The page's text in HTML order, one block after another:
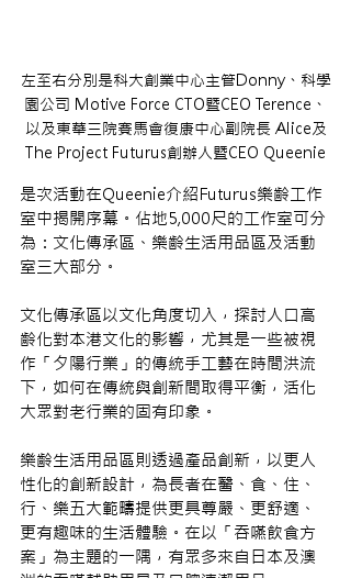
左至右分別是科大創業中心主管Donny、科學
園公司 Motive Force CTO暨CEO Terence、
以及東華三院賽馬會復康中心副院長 Alice及
The Project Futurus創辦人暨CEO Queenie
是次活動在Queenie介紹Futurus樂齡工作
室中揭開序幕。佔地5,000尺的工作室可分
為：文化傳承區、樂齡生活用品區及活動
室三大部分。
文化傳承區以文化角度切入，探討人口高
齡化對本港文化的影響，尤其是一些被視
作「夕陽行業」的傳統手工藝在時間洪流
下，如何在傳統與創新間取得平衡，活化
大眾對老行業的固有印象。
樂齡生活用品區則透過產品創新，以更人
性化的創新設計，為長者在醫、食、住、
行、樂五大範疇提供更具尊嚴、更舒適、
更有趣味的生活體驗。在以「吞嚥飲食方
案」為主題的一隅，有眾多來自日本及澳